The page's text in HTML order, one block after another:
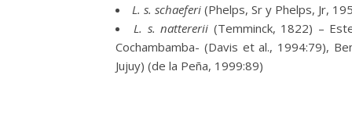
L. s. schaeferi (Phelps, Sr y Phelps, Jr,
L. s. nattererii (Temminck, 1822) –
Cochambamba- (Davis et al., 1994:79),
Jujuy) (de la Peña, 1999:89)